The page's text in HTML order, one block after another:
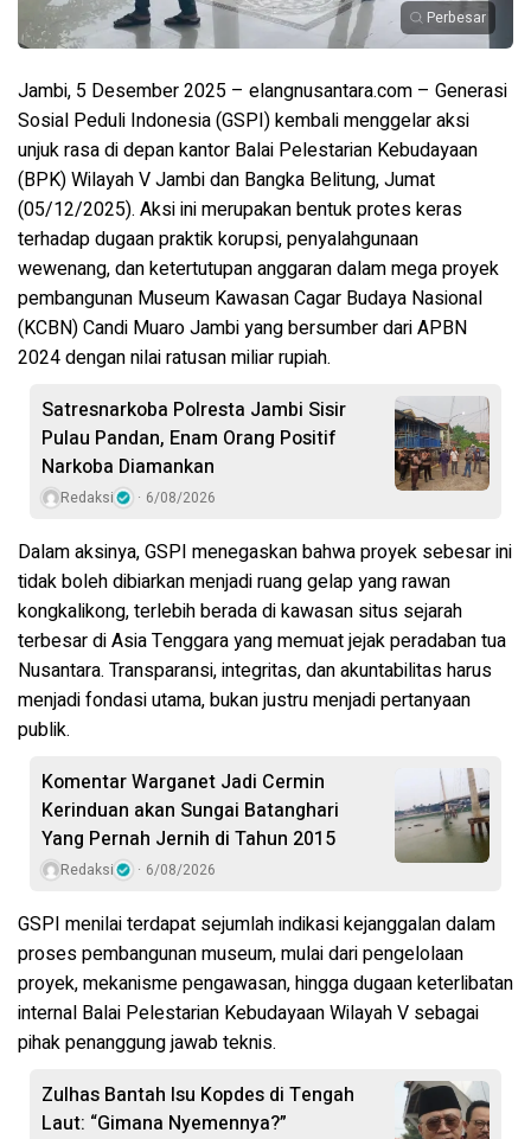
Perbesar
Jambi, 5 Desember 2025 – elangnusantara.com – Generasi
Sosial Peduli Indonesia (GSPI) kembali menggelar aksi
unjuk rasa di depan kantor Balai Pelestarian Kebudayaan
(BPK) Wilayah V Jambi dan Bangka Belitung, Jumat
(05/12/2025). Aksi ini merupakan bentuk protes keras
terhadap dugaan praktik korupsi, penyalahgunaan
wewenang, dan ketertutupan anggaran dalam mega proyek
pembangunan Museum Kawasan Cagar Budaya Nasional
(KCBN) Candi Muaro Jambi yang bersumber dari APBN
2024 dengan nilai ratusan miliar rupiah.
Satresnarkoba Polresta Jambi Sisir
Pulau Pandan, Enam Orang Positif
Narkoba Diamankan
Redaksi 6/08/2026
Dalam aksinya, GSPI menegaskan bahwa proyek sebesar ini
tidak boleh dibiarkan menjadi ruang gelap yang rawan
kongkalikong, terlebih berada di kawasan situs sejarah
terbesar di Asia Tenggara yang memuat jejak peradaban tua
Nusantara. Transparansi, integritas, dan akuntabilitas harus
menjadi fondasi utama, bukan justru menjadi pertanyaan
publik.
Komentar Warganet Jadi Cermin
Kerinduan akan Sungai Batanghari
Yang Pernah Jernih di Tahun 2015
Redaksi 6/08/2026
GSPI menilai terdapat sejumlah indikasi kejanggalan dalam
proses pembangunan museum, mulai dari pengelolaan
proyek, mekanisme pengawasan, hingga dugaan keterlibatan
internal Balai Pelestarian Kebudayaan Wilayah V sebagai
pihak penanggung jawab teknis.
Zulhas Bantah Isu Kopdes di Tengah
Laut: “Gimana Nyemennya?”